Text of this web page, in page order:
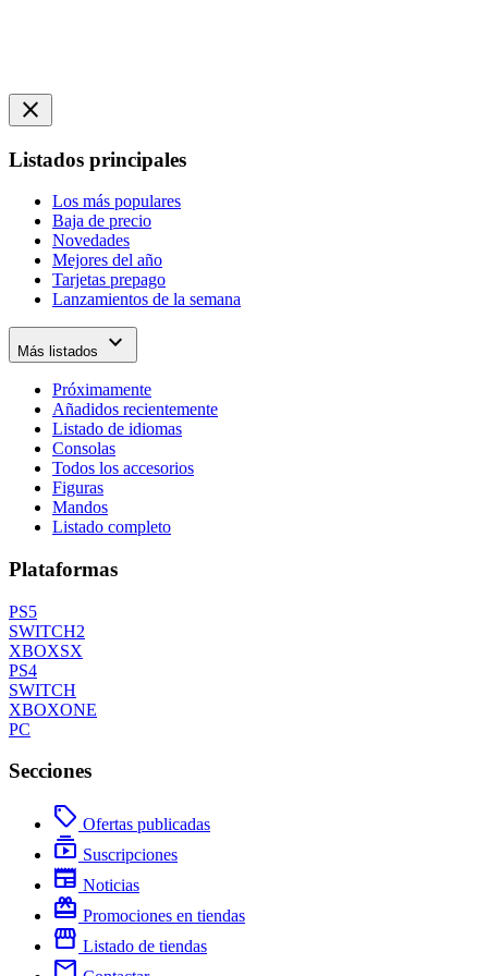
close
Listados principales
Los más populares
Baja de precio
Novedades
Mejores del año
Tarjetas prepago
Lanzamientos de la semana
Más listados expand_more
Próximamente
Añadidos recientemente
Listado de idiomas
Consolas
Todos los accesorios
Figuras
Mandos
Listado completo
Plataformas
PS5
SWITCH2
XBOXSX
PS4
SWITCH
XBOXONE
PC
Secciones
local_offer Ofertas publicadas
subscriptions Suscripciones
newspaper Noticias
redeem Promociones en tiendas
storefront Listado de tiendas
mail